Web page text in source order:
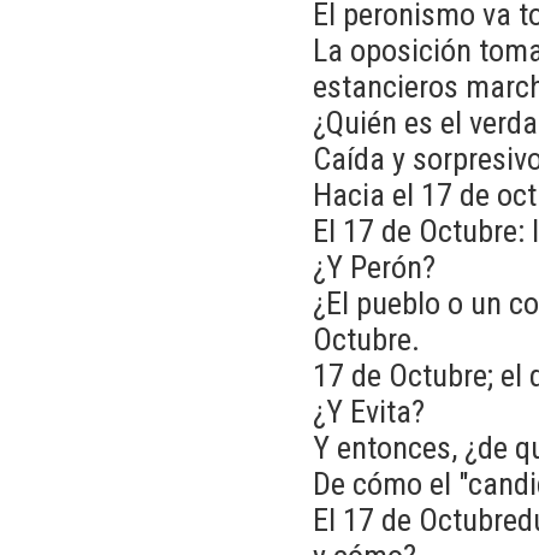
El peronismo va
La oposición
estancieros
¿Quién es el
Caída y
Hacia el 17 de
El 17 de
¿Y Perón?
¿El pueblo o un
Octubre.
17 de Octubre;
¿Y Evita?
Y entonces, ¿de
De cómo el
El 17 de